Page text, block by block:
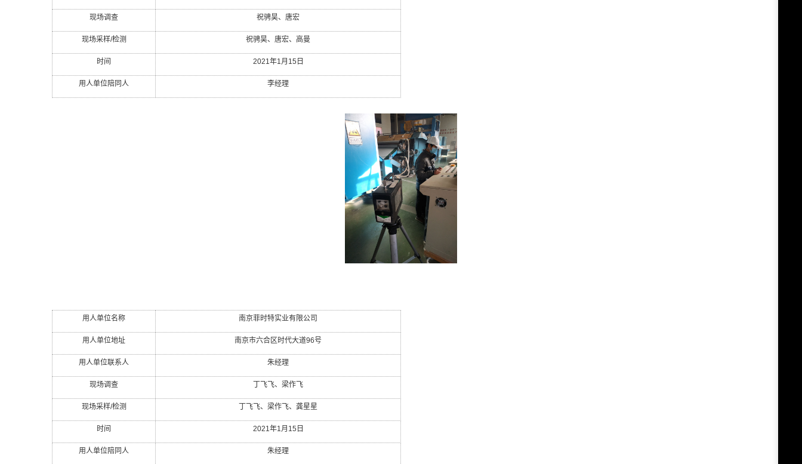
现场调查 祝骋昊、唐宏
现场采样/检测 祝骋昊、唐宏、高曼
时间 2021年1月 15 日
用人单位陪同人 李经理
用人单位名称 南京菲时特实业有限公司
用人单位地址 南京市六合区时代大道96号
用人单位联系人 朱经理
现场调查 丁飞飞、梁作飞
现场采样/检测 丁飞飞、梁作飞、龚星星
时间 2021 年1 月 15 日
用人单位陪同人 朱经理